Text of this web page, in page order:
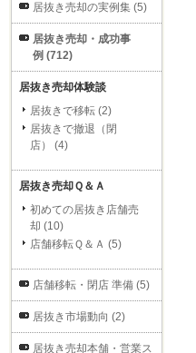
居抜き売却の実例集 (5)
居抜き売却・成功事
例 (712)
居抜き売却体験談
居抜きで移転 (2)
居抜きで撤退（閉
店） (4)
居抜き売却Ｑ＆Ａ
初めての居抜き店舗売
却 (10)
店舗移転Ｑ＆Ａ (5)
店舗移転・閉店 準備 (5)
居抜き市場動向 (2)
居抜き売却本舗・営業ス